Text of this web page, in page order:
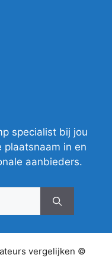
specialist bij jou
in en
aanbieders.
vergelijken ©